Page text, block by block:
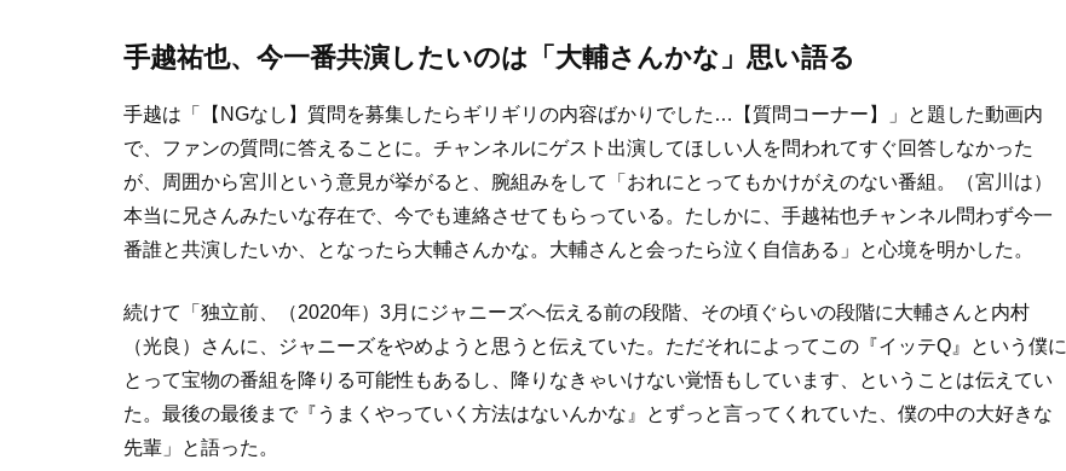
手越祐也、今一番共演したいのは「大輔さんかな」思い語る
手越は「【NGなし】質問を募集したらギリギリの内容ばかりでした…【質問コーナー】」と題した動画内
で、ファンの質問に答えることに。チャンネルにゲスト出演してほしい人を問われてすぐ回答しなかった
が、周囲から宮川という意見が挙がると、腕組みをして「おれにとってもかけがえのない番組。（宮川は）
本当に兄さんみたいな存在で、今でも連絡させてもらっている。たしかに、手越祐也チャンネル問わず今一
番誰と共演したいか、となったら大輔さんかな。大輔さんと会ったら泣く自信ある」と心境を明かした。
続けて「独立前、（2020年）3月にジャニーズへ伝える前の段階、その頃ぐらいの段階に大輔さんと内村
（光良）さんに、ジャニーズをやめようと思うと伝えていた。ただそれによってこの『イッテQ』という僕に
とって宝物の番組を降りる可能性もあるし、降りなきゃいけない覚悟もしています、ということは伝えてい
た。最後の最後まで『うまくやっていく方法はないんかな』とずっと言ってくれていた、僕の中の大好きな
先輩」と語った。